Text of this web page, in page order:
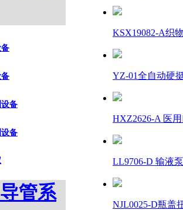
备
备
管系
KSX19082-A织
YZ-01全自动硬
HXZ2626-A 医
LL9706-D 输液
NJL0025-D瓶盖